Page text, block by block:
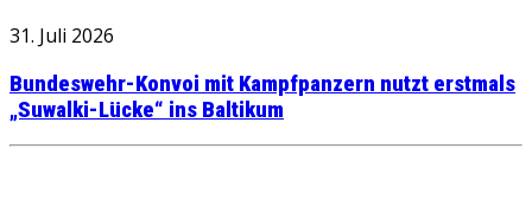
31. Juli 2026
Bundeswehr-Konvoi mit Kampfpanzern nutzt erstmals
„Suwalki-Lücke“ ins Baltikum